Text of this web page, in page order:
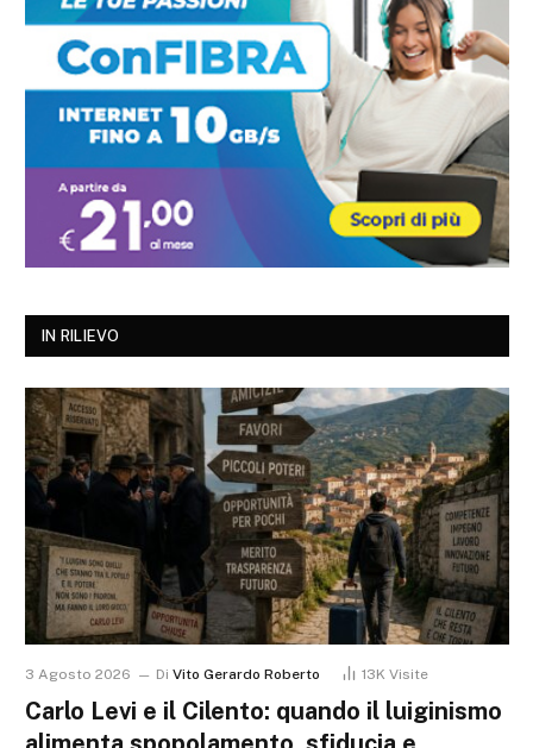
IN RILIEVO
3 Agosto 2026 Di Vito Gerardo Roberto 13K Visite
Carlo Levi e il Cilento: quando il luiginismo